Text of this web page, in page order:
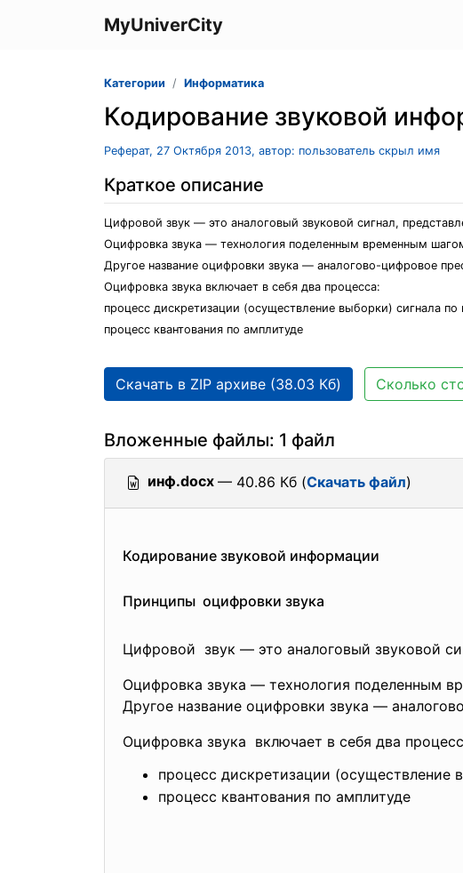
MyUniverCity
Категории Информатика
Кодирование звуковой
Реферат, 27 Октября 2013, автор: пользователь скрыл имя
Краткое описание
Цифровой звук — это аналоговый звуковой сигнал,
Оцифровка звука — технология поделенным временным
Другое название оцифровки звука — аналогово-цифровое
Оцифровка звука включает в себя два процесса:
процесс дискретизации (осуществление выборки) сигнала по
процесс квантования по амплитуде
Скачать в ZIP архиве (38.03 Кб) Сколько
Вложенные файлы: 1 файл
инф.docx — 40.86 Кб (Скачать файл)
Кодирование звуковой информации
Принципы оцифровки звука
Цифровой звук — это аналоговый звуковой
Оцифровка звука — технология поделенным
Другое название оцифровки звука —
Оцифровка звука включает в себя два
процесс дискретизации (осуществление
процесс квантования по амплитуде